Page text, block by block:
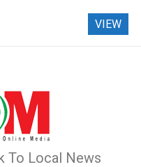
To Local News
VIEW